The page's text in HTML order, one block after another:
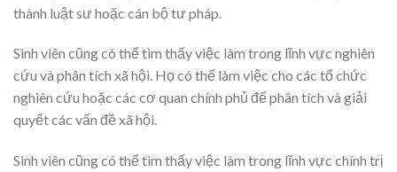
thành luật sư hoặc cán bộ tư pháp.
Sinh viên cũng có thể tìm thấy việc làm trong lĩnh vực nghiên
cứu và phân tích xã hội. Họ có thể làm việc cho các tổ chức
nghiên cứu hoặc các cơ quan chính phủ để phân tích và giải
quyết các vấn đề xã hội.
Sinh viên cũng có thể tìm thấy việc làm trong lĩnh vực chính trị